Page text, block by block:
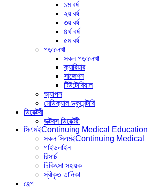
১ম বর্ষ
২য় বর্ষ
৩য় বর্ষ
৪র্থ বর্ষ
৫ম বর্ষ
পড়ালেখা
সকল পড়ালেখা
ক্যারিয়ার
সাজেশন
টিউটোরিয়াল
অ্যাপস
মেডিক্যাল ডকুমেন্টারি
ডিরেক্টরী
ডক্টরস ডিরেক্টরী
সিএমইContinuing Medical Education
সকল সিএমইContinuing Medical
গাইডলাইন
রিসার্চ
চিকিৎসা সহায়ক
স্বীকৃত তালিকা
হেল্প